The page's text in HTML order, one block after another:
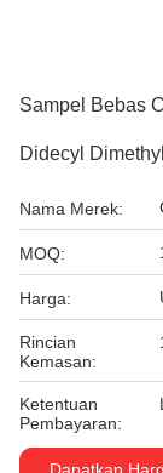
Sampel Bebas
Didecyl
Nama Merek:
MOQ:
Harga:
Rincian
Kemasan:
Ketentuan
Pembayaran: